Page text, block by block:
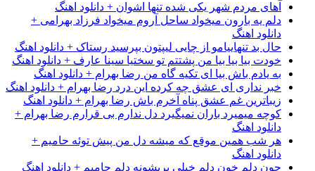
آهای مردم شهر یکی شده تنها اشوان + دانلود اهنگ
دلم یه بارون میخواد ساحل آروم میخواد فرزاد بهرامی +
دانلود اهنگ
حال بد تنهاییامو از چایی لیپتون بپرسید رستاک + دانلود اهنگ
خودت بیا بیا بیا من پشتتم تو سختیا سینا عارف + دانلود اهنگ
به یادم باش بیا ای تکیه گاه من رضا بهرام + دانلود اهنگ
خبر نداری ای عشق چه کرده این درد رضا بهرام + دانلود اهنگ
زیباترین غم عشق پناه آخرم باش رضا بهرام + دانلود اهنگ
کوچه میمیرد باران نمیگیرد دل ندارم بی قرارم رضا بهرام +
دانلود اهنگ
هر شب همین موقع که میشه دل من پیش توئه حامیم +
دانلود اهنگ
جون دلم خون دلم خیلی پریشونه دلم حامیم + دانلود اهنگ